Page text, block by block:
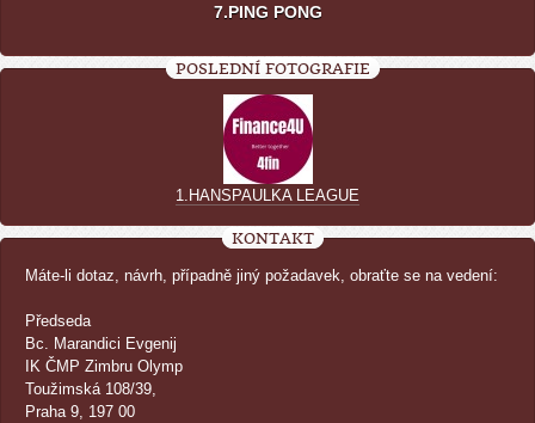
7.PING PONG
POSLEDNÍ FOTOGRAFIE
1.HANSPAULKA LEAGUE
KONTAKT
Máte-li dotaz, návrh, případně jiný požadavek, obraťte se na vedení:
Předseda
Bc. Marandici Evgenij
IK ČMP Zimbru Olymp
Toužimská 108/39,
Praha 9, 197 00